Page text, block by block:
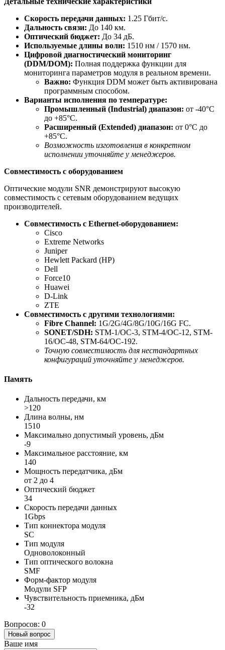
Скорость передачи данных: 1.25 Гбит/с.
Дальность связи: До 140 км.
Оптический бюджет: До 34 дБ.
Используемые длины волн: 1510 нм / 1570 нм.
Цифровой диагностический мониторинг
(DDM/DOM): Полная поддержка функции для
мониторинга параметров модуля в реальном времени.
Важно: Функция DDM может быть активирована
программным способом.
Варианты исполнения по температуре:
Промышленный (Industrial) диапазон: от -40°C
до +85°C.
Расширенный (Extended) диапазон: от 0°C до
+85°C.
Возможность изготовления в конкретном
исполнении уточняйте у менеджеров.
Совместимость с оборудованием
Оптические модули SNR демонстрируют высокую
совместимость с сетевым оборудованием ведущих
производителей.
Совместимость с Ethernet-оборудованием:
Cisco
Extreme Networks
Juniper
Hewlett Packard (HP)
Dell
Force10
Huawei
D-Link
ZTE
Совместимость с другими технологиями:
Fibre Channel: 1G/2G/4G/8G/10G/16G FC.
SONET/SDH: STM-1/OC-3, STM-4/OC-12, STM-
16/OC-48, STM-64/OC-192.
Точную совместимость для нестандартных
конфигураций уточняйте у менеджеров.
Память
Дальность передачи, км
>120
Длина волны, нм
1510
Максимально допустимый уровень, дБм
-9
Максимальное расстояние, км
140
Мощность передатчика, дБм
от 2 до 4
Оптический бюджет
34
Скорость передачи данных
1Gbps
Тип коннектора модуля
SC
Тип модуля
Одноволоконный
Тип оптического волокна
SMF
Форм-фактор модуля
Модули SFP
Чувствительность приемника, дБм
-32
Вопросов: 0
Новый вопрос
Ваше имя